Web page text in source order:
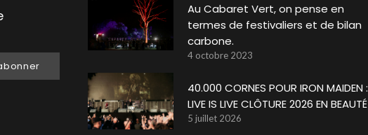
Au Cabaret Vert, on pense en
termes de festivaliers et de bilan
carbone.
4 octobre 2023
40.000 CORNES POUR IRON MAIDEN :
LIVE IS LIVE CLÔTURE 2026 EN BEAUTÉ
5 juillet 2026